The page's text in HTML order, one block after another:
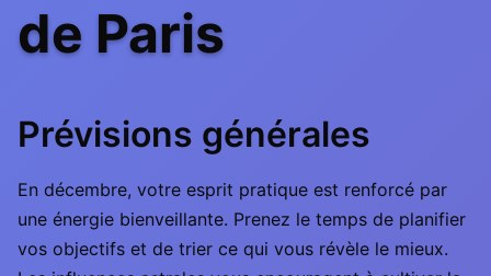
de Paris
Prévisions générales
En décembre, votre esprit pratique est renforcé par
une énergie bienveillante. Prenez le temps de planifier
vos objectifs et de trier ce qui vous révèle le mieux.